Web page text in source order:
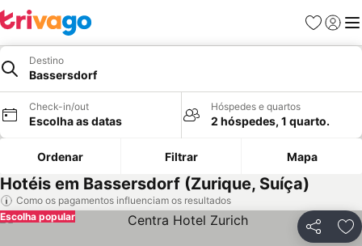
Favoritos
Iniciar
Destino
Bassersdorf
Check-in/out
Escolha as datas
Hóspedes e quartos
2 hóspedes, 1 quarto.
Ordenar Filtrar Mapa
Hotéis em Bassersdorf (Zurique, Suíça)
Como os pagamentos influenciam os resultados
Partilhar
Escolha popular